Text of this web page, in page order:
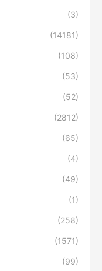
(3)
(14181)
(108)
(53)
(52)
(2812)
(65)
(4)
(49)
(1)
(258)
(1571)
(99)